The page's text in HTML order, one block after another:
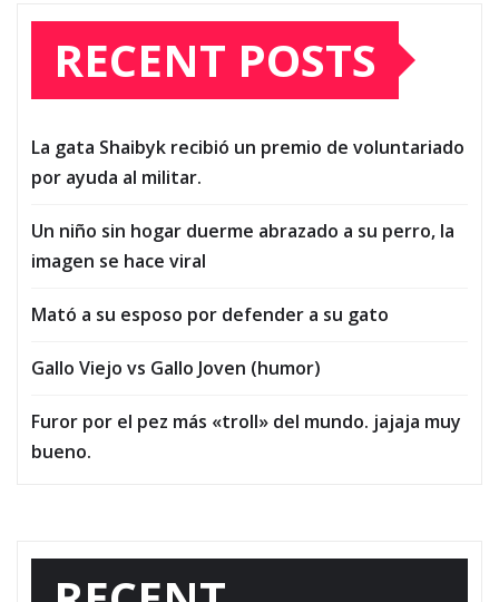
RECENT POSTS
La gata Shaibyk recibió un premio de voluntariado
por ayuda al militar.
Un niño sin hogar duerme abrazado a su perro, la
imagen se hace viral
Mató a su esposo por defender a su gato
Gallo Viejo vs Gallo Joven (humor)
Furor por el pez más «troll» del mundo. jajaja muy
bueno.